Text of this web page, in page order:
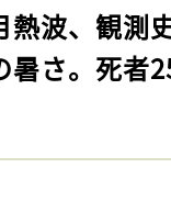
熱波、観
暑さ。死者